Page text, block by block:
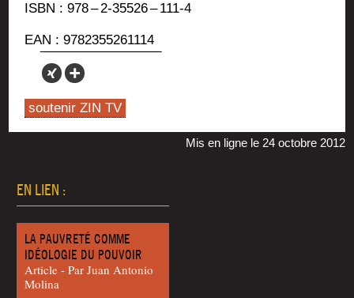
EN LIEN :
LA PAUVRETÉ COMME
IDÉOLOGIE DU POUVOIR
Article - Par Juan Anto­nio
Molina
ISBN : 978 – 2‑35526 – 111‑4
EAN : 9782355261114
soutenir ZIN TV
Mis en ligne le 24 octobre 2012